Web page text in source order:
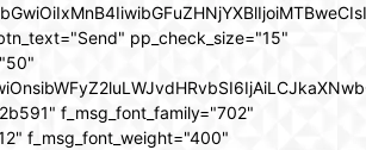
pp_check_size="15"
f_msg_font_family="702"
f_msg_font_weight="400"